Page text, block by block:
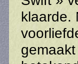
klaarde.